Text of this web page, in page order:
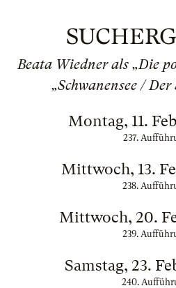
Beata Wiedner als „Die
„Schwanensee / Der
Montag, 11.
237.
Mittwoch, 13.
238.
Mittwoch, 20.
239.
Samstag, 23.
240.